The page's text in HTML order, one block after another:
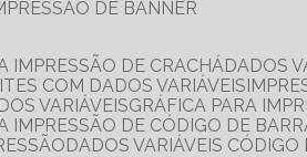
DE BANNER
IMPRESSÃO DE CRACHÁ
DADOS
COM DADOS VARIÁVEIS
VARIÁVEIS
GRÁFICA PARA
IMPRESSÃO DE CÓDIGO DE
DADOS VARIÁVEIS